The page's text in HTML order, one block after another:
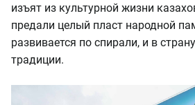
изъят из культурной жизни
предали целый пласт народной
развивается по спирали, и в
традиции.